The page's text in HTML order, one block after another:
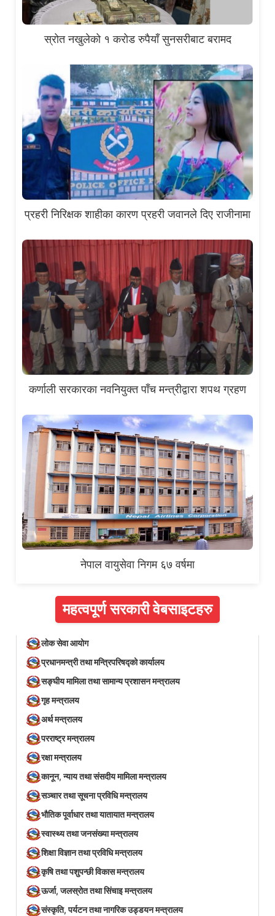
स्रोत नखुलेको १ करोड रुपैयाँ सुनसरीबाट बरामद
प्रहरी निरिक्षक शाहीका कारण प्रहरी जवानले दिए राजीनामा
कर्णाली सरकारका नवनियुक्त पाँच मन्त्रीद्वारा शपथ ग्रहण
नेपाल वायुसेवा निगम ६७ वर्षमा
महत्वपूर्ण सरकारी वेबसाइटहरु
लोक सेवा आयोग
प्रधानमन्त्री तथा मन्त्रिपरिषद्को कार्यालय
सङ्घीय मामिला तथा सामान्य प्रशासन मन्त्रालय
गृह मन्त्रालय
अर्थ मन्त्रालय
परराष्ट्र मन्त्रालय
रक्षा मन्त्रालय
कानून, न्याय तथा संसदीय मामिला मन्त्रालय
सञ्‍चार तथा सूचना प्रविधि मन्त्रालय
भौतिक पूर्वाधार तथा यातायात मन्त्रालय
स्वास्थ्य तथा जनसंख्या मन्त्रालय
शिक्षा विज्ञान तथा प्रविधि मन्त्रालय
कृषि तथा पशुपन्छी विकास मन्त्रालय
ऊर्जा, जलस्रोत तथा सिंचाइ मन्त्रालय
संस्कृति, पर्यटन तथा नागरिक उड्डयन मन्त्रालय